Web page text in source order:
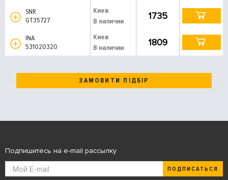
SNR
GT35727
Киев
В наличии
1735
INA
531020320
Киев
В наличии
1809
ЗАМОВИТИ ПІДБІР
Подпишитесь на e-mail рассылку
ПОДПИСАТЬСЯ